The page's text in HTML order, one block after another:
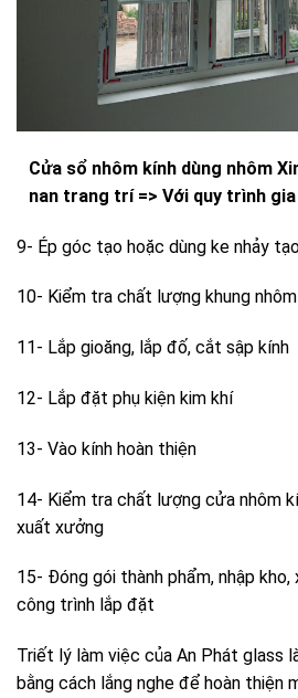
Cửa sổ nhôm kính dùng nhôm
nan trang trí => Với quy trình
9- Ép góc tạo hoặc dùng ke nhảy
10- Kiểm tra chất lượng khung
11- Lắp gioăng, lắp đố, cắt sập kính
12- Lắp đặt phụ kiện kim khí
13- Vào kính hoàn thiện
14- Kiểm tra chất lượng cửa nhôm
xuất xưởng
15- Đóng gói thành phẩm, nhập
công trình lắp đặt
Triết lý làm việc của An Phát glass
bằng cách lắng nghe để hoàn thiện